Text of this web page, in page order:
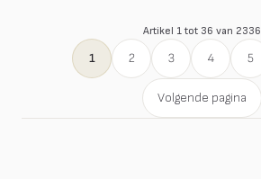
Artikel 1 tot 36 van 2336
1 2 3 4 5
Volgende pagina